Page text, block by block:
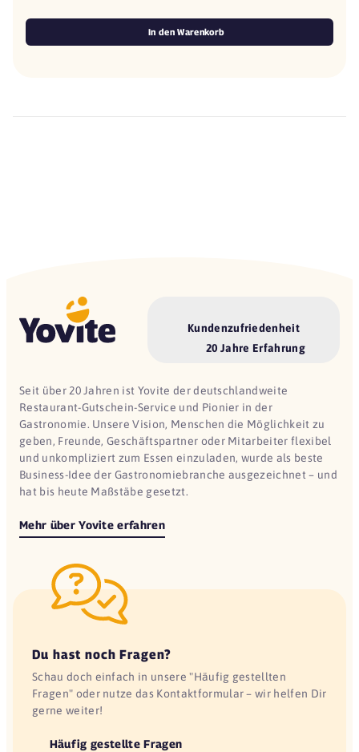
In den Warenkorb
Kundenzufriedenheit
20 Jahre Erfahrung
Seit über 20 Jahren ist Yovite der deutschlandweite
Restaurant-Gutschein-Service und Pionier in der
Gastronomie. Unsere Vision, Menschen die Möglichkeit zu
geben, Freunde, Geschäftspartner oder Mitarbeiter flexibel
und unkompliziert zum Essen einzuladen, wurde als beste
Business-Idee der Gastronomiebranche ausgezeichnet – und
hat bis heute Maßstäbe gesetzt.
Mehr über Yovite erfahren
Du hast noch Fragen?
Schau doch einfach in unsere "Häufig gestellten
Fragen" oder nutze das Kontaktformular – wir helfen Dir
gerne weiter!
Häufig gestellte Fragen